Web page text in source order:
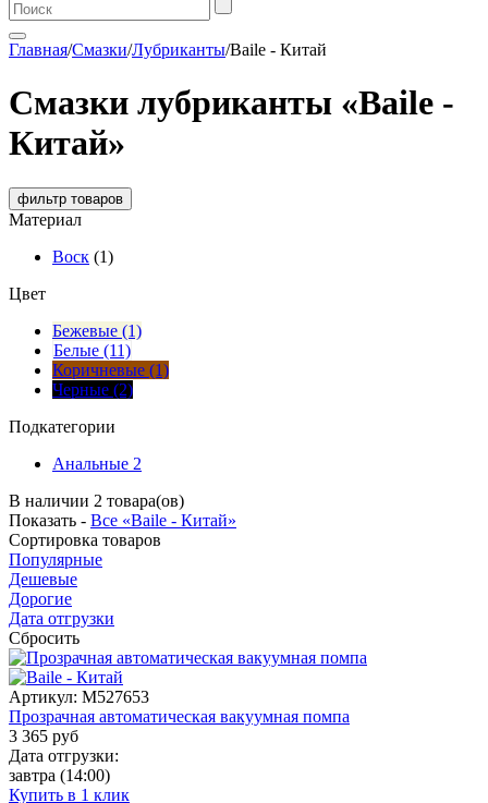
Главная/Смазки/Лубриканты/Baile - Китай
Смазки лубриканты «Baile -
Китай»
фильтр товаров
Материал
Воск (1)
Цвет
Бежевые (1)
Белые (11)
Коричневые (1)
Черные (2)
Подкатегории
Анальные 2
В наличии 2 товара(ов)
Показать - Все «Baile - Китай»
Сортировка товаров
Популярные
Дешевые
Дорогие
Дата отгрузки
Сбросить
Артикул: M527653
Прозрачная автоматическая вакуумная помпа
3 365 руб
Дата отгрузки:
завтра (14:00)
Купить в 1 клик